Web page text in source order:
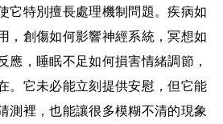
它特別擅長處理機制問題。疾病如
，創傷如何影響神經系統，冥想如
應，睡眠不足如何損害情緒調節，
。它未必能立刻提供安慰，但它能
測裡，也能讓很多模糊不清的現象